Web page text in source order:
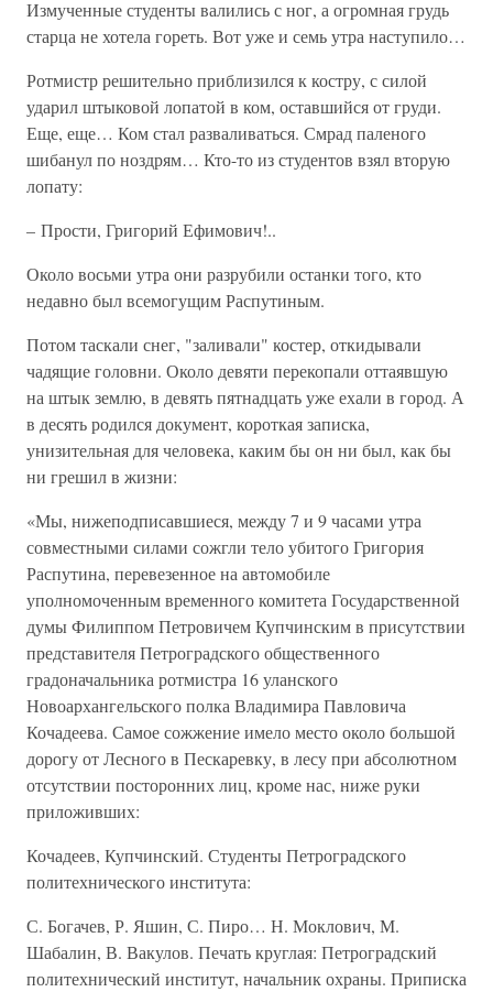
Измученные студенты валились с ног, а огромная грудь
старца не хотела гореть. Вот уже и семь утра наступило…
Ротмистр решительно приблизился к костру, с силой
ударил штыковой лопатой в ком, оставшийся от груди.
Еще, еще… Ком стал разваливаться. Смрад паленого
шибанул по ноздрям… Кто-то из студентов взял вторую
лопату:
– Прости, Григорий Ефимович!..
Около восьми утра они разрубили останки того, кто
недавно был всемогущим Распутиным.
Потом таскали снег, "заливали" костер, откидывали
чадящие головни. Около девяти перекопали оттаявшую
на штык землю, в девять пятнадцать уже ехали в город. А
в десять родился документ, короткая записка,
унизительная для человека, каким бы он ни был, как бы
ни грешил в жизни:
«Мы, нижеподписавшиеся, между 7 и 9 часами утра
совместными силами сожгли тело убитого Григория
Распутина, перевезенное на автомобиле
уполномоченным временного комитета Государственной
думы Филиппом Петровичем Купчинским в присутствии
представителя Петроградского общественного
градоначальника ротмистра 16 уланского
Новоархангельского полка Владимира Павловича
Кочадеева. Самое сожжение имело место около большой
дорогу от Лесного в Пескаревку, в лесу при абсолютном
отсутствии посторонних лиц, кроме нас, ниже руки
приложивших:
Кочадеев, Купчинский. Студенты Петроградского
политехнического института:
С. Богачев, Р. Яшин, С. Пиро… Н. Моклович, М.
Шабалин, В. Вакулов. Печать круглая: Петроградский
политехнический институт, начальник охраны. Приписка